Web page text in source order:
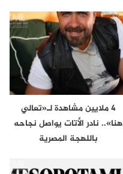
4 ملايين مشاهدة لـ«تعالي
هنا».. نادر الأتات يواصل نجاحه
باللهجة المصرية